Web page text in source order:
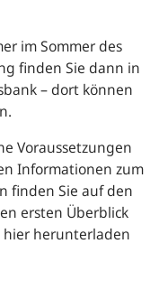
im Sommer des
finden Sie dann in
– dort können
Voraussetzungen
Informationen zum
finden Sie auf den
ersten Überblick
hier herunterladen